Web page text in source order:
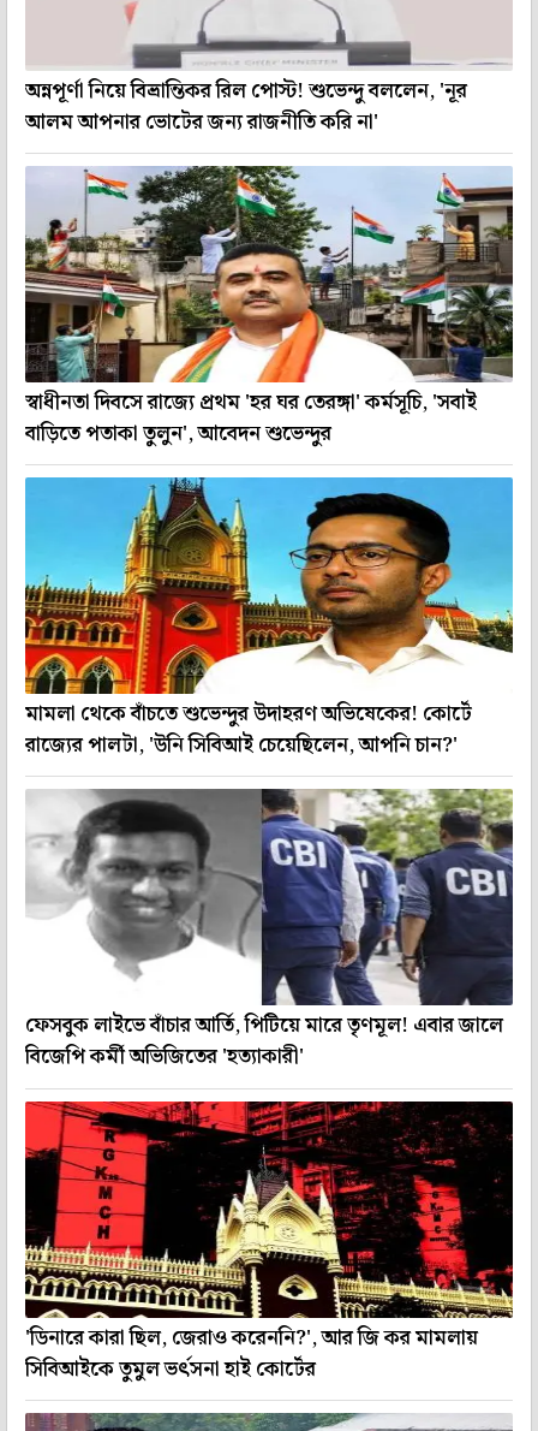
অন্নপূর্ণা নিয়ে বিভ্রান্তিকর রিল পোস্ট! শুভেন্দু বললেন, 'নূর
আলম আপনার ভোটের জন্য রাজনীতি করি না'
স্বাধীনতা দিবসে রাজ্যে প্রথম 'হর ঘর তেরঙ্গা' কর্মসূচি, 'সবাই
বাড়িতে পতাকা তুলুন', আবেদন শুভেন্দুর
মামলা থেকে বাঁচতে শুভেন্দুর উদাহরণ অভিষেকের! কোর্টে
রাজ্যের পালটা, 'উনি সিবিআই চেয়েছিলেন, আপনি চান?'
ফেসবুক লাইভে বাঁচার আর্তি, পিটিয়ে মারে তৃণমূল! এবার জালে
বিজেপি কর্মী অভিজিতের 'হত্যাকারী'
'ডিনারে কারা ছিল, জেরাও করেননি?', আর জি কর মামলায়
সিবিআইকে তুমুল ভর্ৎসনা হাই কোর্টের